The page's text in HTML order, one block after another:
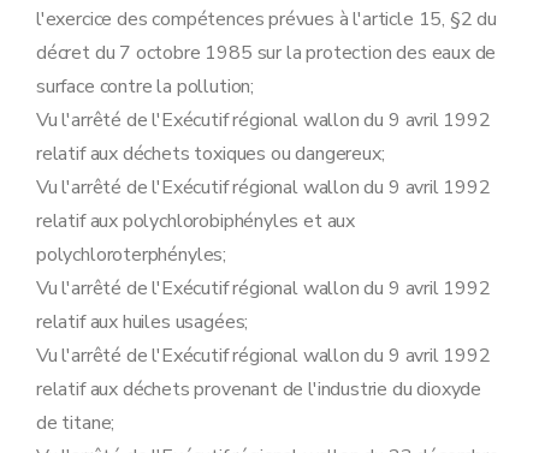
Art. 81
Art. 82
Modalités de libération de la sûreté
Art. 83
Art. 84
Sous-section 4
Art. 85
Art. 86
Section 6
Procédure de prolongation de la durée de validité d'un permis d'environnement accordé pour un établissement temporaire visée à l'article 52 du décret
Art. 87
Art. 88
Art. 89
Section 7 Mesures de police administrative
Sous-section première
Art. 90
Art. 91
Art. 92
l'exercice des compétences prévues à l'article 15, §2 du
décret du 7 octobre 1985 sur la protection des eaux de
surface contre la pollution;
Vu l'arrêté de l'Exécutif régional wallon du 9 avril 1992
relatif aux déchets toxiques ou dangereux;
Vu l'arrêté de l'Exécutif régional wallon du 9 avril 1992
relatif aux polychlorobiphényles et aux
polychloroterphényles;
Vu l'arrêté de l'Exécutif régional wallon du 9 avril 1992
relatif aux huiles usagées;
Vu l'arrêté de l'Exécutif régional wallon du 9 avril 1992
relatif aux déchets provenant de l'industrie du dioxyde
de titane;